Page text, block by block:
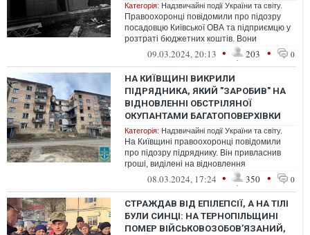
Категорія: Надзвичайні події України та світу.
Правоохоронці повідомили про підозру
посадовцю Київської ОВА та підприємцю у
розтраті бюджетних коштів. Вони
"заробили" понад 3,1 млн грн на
09.03.2024, 20:13 • 203 • 0
НА КИЇВЩИНІ ВИКРИЛИ
ПІДРЯДНИКА, ЯКИЙ "ЗАРОБИВ" НА
ВІДНОВЛЕННІ ОБСТРІЛЯНОЇ
ОКУПАНТАМИ БАГАТОПОВЕРХІВКИ
Категорія: Надзвичайні події України та світу.
На Київщині правоохоронці повідомили
про підозру підряднику. Він привласнив
гроші, виділені на відновлення
пошкодженої через російські обстріли
08.03.2024, 17:24 • 350 • 0
СТРАЖДАВ ВІД ЕПІЛЕПСІЇ, А НА ТІЛІ
БУЛИ СИНЦІ: НА ТЕРНОПІЛЬЩИНІ
ПОМЕР ВІЙСЬКОВОЗОБОВ’ЯЗАНИЙ,